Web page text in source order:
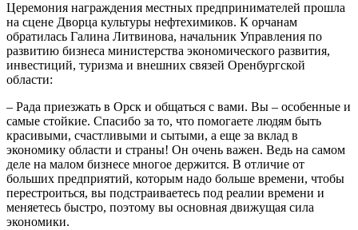
Церемония награждения местных предпринимателей прошла
на сцене Дворца культуры нефтехимиков. К орчанам
обратилась Галина Литвинова, начальник Управления по
развитию бизнеса министерства экономического развития,
инвестиций, туризма и внешних связей Оренбургской
области:
– Рада приезжать в Орск и общаться с вами. Вы – особенные и
самые стойкие. Спасибо за то, что помогаете людям быть
красивыми, счастливыми и сытыми, а еще за вклад в
экономику области и страны! Он очень важен. Ведь на самом
деле на малом бизнесе многое держится. В отличие от
больших предприятий, которым надо больше времени, чтобы
перестроиться, вы подстраиваетесь под реалии времени и
меняетесь быстро, поэтому вы основная движущая сила
экономики.